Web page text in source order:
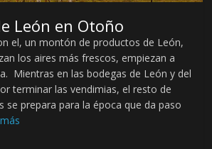
León en Otoño
el, un montón de productos de León,
los aires más frescos, empiezan a
Mientras en las bodegas de León y del
terminar las vendimias, el resto de
se prepara para la época que da paso